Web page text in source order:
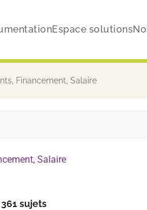
Espace solutions
Financement, Salaire
Salaire
361 sujets